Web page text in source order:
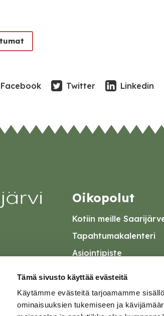
Tämä sivusto käyttää evästeitä
Käytämme evästeitä tarjoamamme
ominaisuuksien tukemiseen ja
Facebook Twitter Linkedin
Oikopolut
Kotiin meille
Tapahtumakalenteri
Asiointipiste
Palautelomake